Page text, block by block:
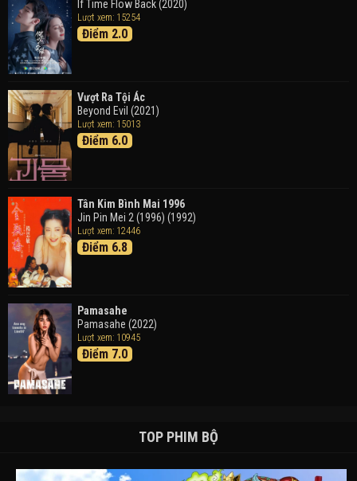
Doraemon the Movie: Nobita's Art World Tales (2025)
Tháng Ngày Tươi Đẹp
If Time Flow Back (2020)
Lượt xem: 15254
Điểm 2.0
Vượt Ra Tội Ác
Beyond Evil (2021)
Lượt xem: 15013
Điểm 6.0
Tân Kim Bình Mai 1996
Jin Pin Mei 2 (1996) (1992)
Lượt xem: 12446
Điểm 6.8
Pamasahe
Pamasahe (2022)
Lượt xem: 10945
Điểm 7.0
TOP PHIM BỘ